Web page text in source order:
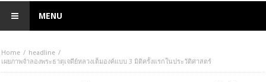
MENU
Home
headline
เผยภาพจำลองพระธาตุเจดีย์หลวงเต็มองค์แบบ 3 มิติครั้งแรกในประวัติศาสตร์